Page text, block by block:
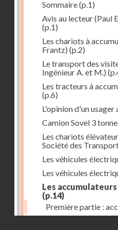
Sommaire(p.1)
Avis au lecteur (Paul
(p.1)
Les chariots à
Frantz) (p.2)
Le transport des
Ingénieur A. et M.)
Les tracteurs à
(p.6)
L'opinion d'un usager
Camion Sovel 3
Les chariots
Société des
Les véhicules
Les véhicules
Les
(p.14)
Première partie :